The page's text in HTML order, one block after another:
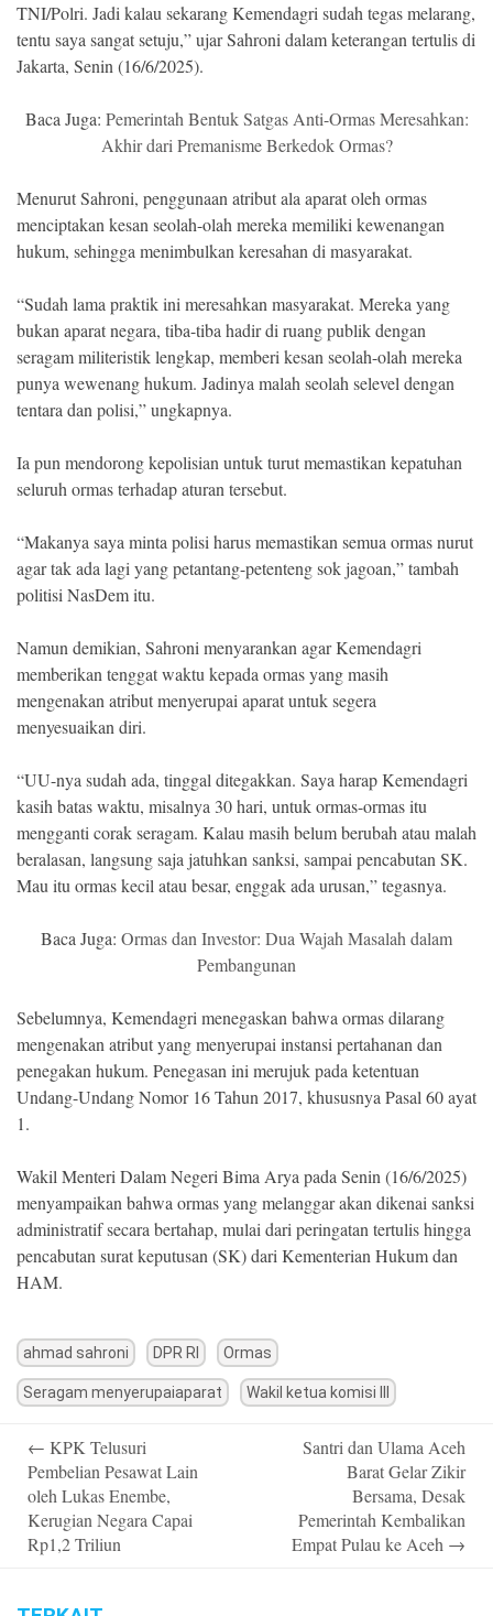
2026
.
All
Right
TNI/Polri. Jadi kalau sekarang Kemendagri sudah tegas melarang,
tentu saya sangat setuju,” ujar Sahroni dalam keterangan tertulis di
Jakarta, Senin (16/6/2025).
Baca Juga: Pemerintah Bentuk Satgas Anti-Ormas Meresahkan:
Akhir dari Premanisme Berkedok Ormas?
Menurut Sahroni, penggunaan atribut ala aparat oleh ormas
menciptakan kesan seolah-olah mereka memiliki kewenangan
hukum, sehingga menimbulkan keresahan di masyarakat.
“Sudah lama praktik ini meresahkan masyarakat. Mereka yang
bukan aparat negara, tiba-tiba hadir di ruang publik dengan
seragam militeristik lengkap, memberi kesan seolah-olah mereka
punya wewenang hukum. Jadinya malah seolah selevel dengan
tentara dan polisi,” ungkapnya.
Ia pun mendorong kepolisian untuk turut memastikan kepatuhan
seluruh ormas terhadap aturan tersebut.
“Makanya saya minta polisi harus memastikan semua ormas nurut
agar tak ada lagi yang petantang-petenteng sok jagoan,” tambah
politisi NasDem itu.
Namun demikian, Sahroni menyarankan agar Kemendagri
memberikan tenggat waktu kepada ormas yang masih
mengenakan atribut menyerupai aparat untuk segera
menyesuaikan diri.
“UU-nya sudah ada, tinggal ditegakkan. Saya harap Kemendagri
kasih batas waktu, misalnya 30 hari, untuk ormas-ormas itu
mengganti corak seragam. Kalau masih belum berubah atau malah
beralasan, langsung saja jatuhkan sanksi, sampai pencabutan SK.
Mau itu ormas kecil atau besar, enggak ada urusan,” tegasnya.
Baca Juga: Ormas dan Investor: Dua Wajah Masalah dalam
Pembangunan
Sebelumnya, Kemendagri menegaskan bahwa ormas dilarang
mengenakan atribut yang menyerupai instansi pertahanan dan
penegakan hukum. Penegasan ini merujuk pada ketentuan
Undang-Undang Nomor 16 Tahun 2017, khususnya Pasal 60 ayat
1.
Wakil Menteri Dalam Negeri Bima Arya pada Senin (16/6/2025)
menyampaikan bahwa ormas yang melanggar akan dikenai sanksi
administratif secara bertahap, mulai dari peringatan tertulis hingga
pencabutan surat keputusan (SK) dari Kementerian Hukum dan
HAM.
ahmad sahroni DPR RI Ormas
Seragam menyerupaiaparat Wakil ketua komisi III
navigation
← KPK Telusuri
Pembelian Pesawat Lain
oleh Lukas Enembe,
Kerugian Negara Capai
Rp1,2 Triliun
Santri dan Ulama Aceh
Barat Gelar Zikir
Bersama, Desak
Pemerintah Kembalikan
Empat Pulau ke Aceh →